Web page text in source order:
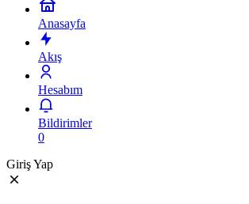
Anasayfa
Akış
Hesabım
Bildirimler
0
Giriş Yap